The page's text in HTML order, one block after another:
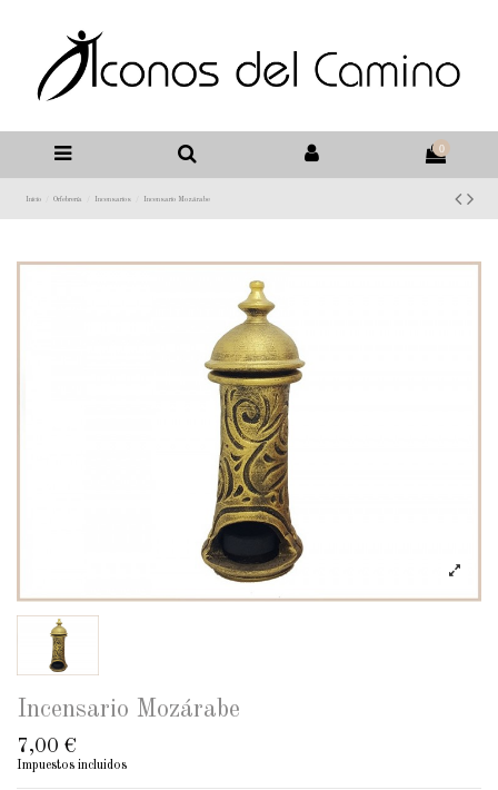
0
Inicio Orfebrería Incensarios Incensario Mozárabe
Incensario Mozárabe
7,00 €
Impuestos incluidos